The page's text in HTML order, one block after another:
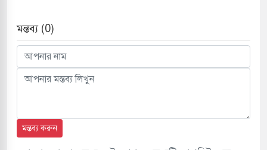
মন্তব্য (0)
মন্তব্য করুন